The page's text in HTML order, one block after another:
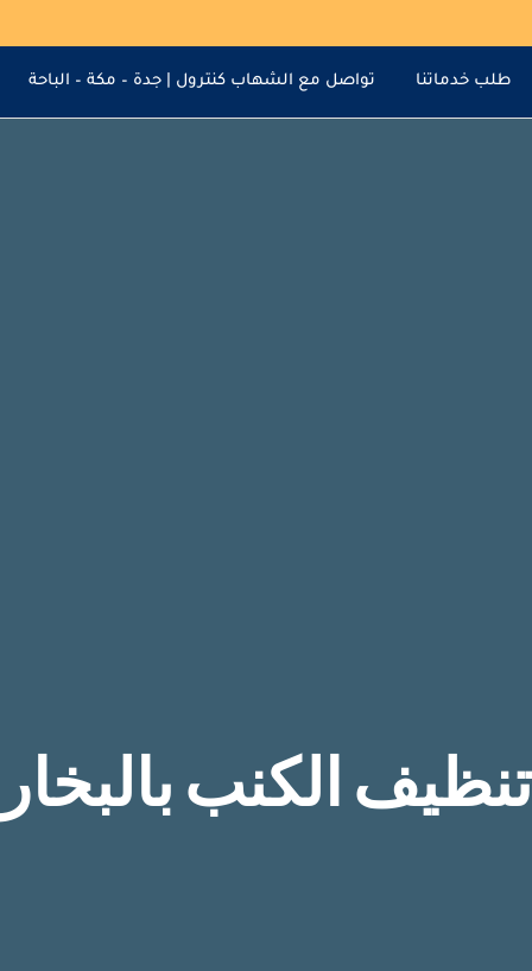
طلب خدماتنا تواصل مع الشهاب كنترول | جدة – مكة – الباحة
تنظيف الكنب بالبخار